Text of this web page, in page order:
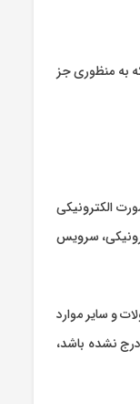
به منظوری جز
الکترونیکی
سرویس
و سایر موارد
نشده باشد،